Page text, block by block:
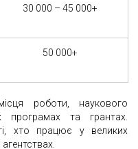
30 000 – 45 000+
50 000+
роботи, наукового
програмах та грантах.
хто працює у великих